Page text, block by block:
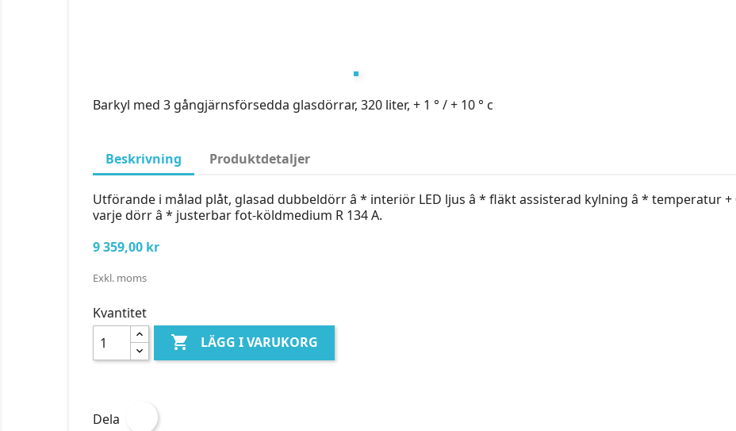
Barkyl med 3 gångjärnsförsedda glasdörrar, 320 liter, + 1 ° / + 10 ° c
Beskrivning Produktdetaljer
Utförande i målad plåt, glasad dubbeldörr â * interiör LED ljus â * fläkt assisterad kylning â * temperatur +
varje dörr â * justerbar fot-köldmedium R 134 A.
9 359,00 kr
Exkl. moms
Kvantitet
 LÄGG I VARUKORG
Dela